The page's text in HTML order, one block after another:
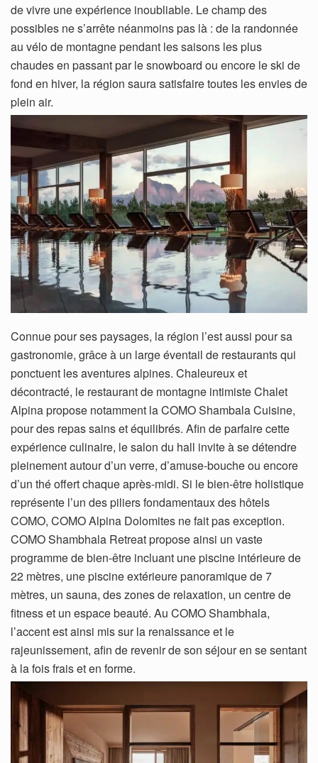
de vivre une expérience inoubliable. Le champ des
possibles ne s’arrête néanmoins pas là : de la randonnée
au vélo de montagne pendant les saisons les plus
chaudes en passant par le snowboard ou encore le ski de
fond en hiver, la région saura satisfaire toutes les envies de
plein air.
Connue pour ses paysages, la région l’est aussi pour sa
gastronomie, grâce à un large éventail de restaurants qui
ponctuent les aventures alpines. Chaleureux et
décontracté, le restaurant de montagne intimiste Chalet
Alpina propose notamment la COMO Shambala Cuisine,
pour des repas sains et équilibrés. Afin de parfaire cette
expérience culinaire, le salon du hall invite à se détendre
pleinement autour d’un verre, d’amuse-bouche ou encore
d’un thé offert chaque après-midi. Si le bien-être holistique
représente l’un des piliers fondamentaux des hôtels
COMO, COMO Alpina Dolomites ne fait pas exception.
COMO Shambhala Retreat propose ainsi un vaste
programme de bien-être incluant une piscine intérieure de
22 mètres, une piscine extérieure panoramique de 7
mètres, un sauna, des zones de relaxation, un centre de
fitness et un espace beauté. Au COMO Shambhala,
l’accent est ainsi mis sur la renaissance et le
rajeunissement, afin de revenir de son séjour en se sentant
à la fois frais et en forme.